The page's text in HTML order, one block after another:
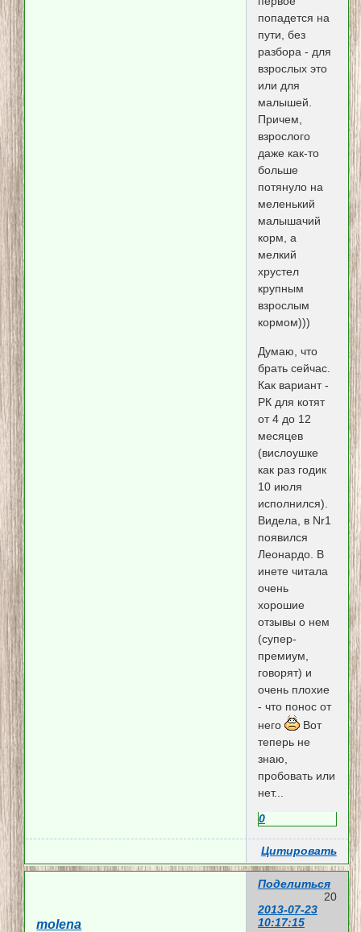
попадется на
пути, без
разбора - для
взрослых это
или для
малышей.
Причем,
взрослого
даже как-то
больше
потянуло на
меленький
малышачий
корм, а
мелкий
хрустел
крупным
взрослым
кормом)))
Думаю, что
брать сейчас.
Как вариант -
РК для котят
от 4 до 12
месяцев
(вислоушке
как раз годик
10 июля
исполнился).
Видела, в Nr1
появился
Леонардо. В
инете читала
очень
хорошие
отзывы о нем
(супер-
премиум,
говорят) и
очень плохие
- что понос от
него
Вот
теперь не
знаю,
пробовать или
нет...
0
Цитировать
Поделиться
20
2013-07-23
10:17:15
molena